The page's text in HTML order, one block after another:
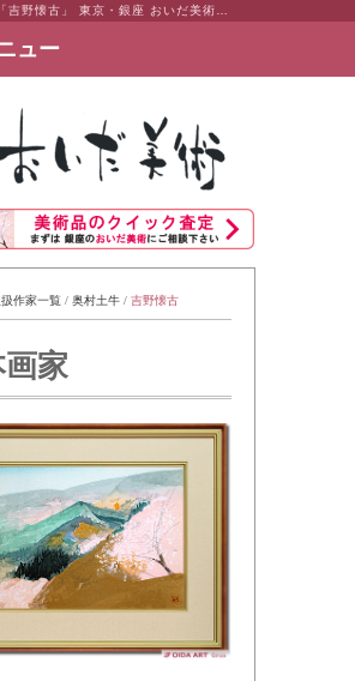
ュー
術品の販売と買取 | 東京・銀座 おいだ美術
作家一覧 / 奥村土牛 / 吉野懐古
画家